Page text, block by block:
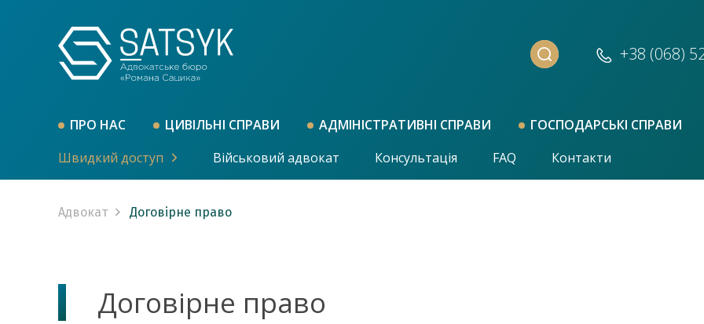
+38 (068)
ПРО НАС ЦИВІЛЬНІ СПРАВИ АДМІНІСТРАТИВНІ СПРАВИ
ГОСПОДАРСЬКІ СПРАВИ
Швидкий доступ
Військовий адвокат Консультація FAQ Контакти
Адвокат Договірне право
Договірне право